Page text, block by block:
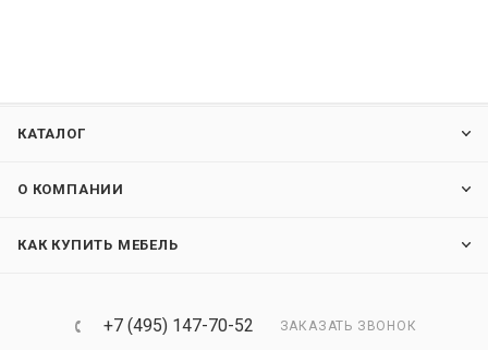
КАТАЛОГ
О КОМПАНИИ
КАК КУПИТЬ МЕБЕЛЬ
+7 (495) 147-70-52 ЗАКАЗАТЬ ЗВОНОК